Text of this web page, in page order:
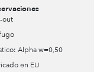
out
Alpha w=0,50
en EU